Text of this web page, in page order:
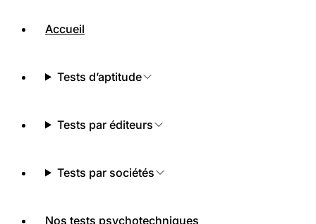
Accueil
Tests d’aptitude
Tests par éditeurs
Tests par sociétés
Nos tests psychotechniques